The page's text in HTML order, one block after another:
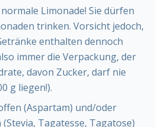
Limonade! Sie dürfen
trinken. Vorsicht jedoch,
enthalten dennoch
immer die Verpackung, der
davon Zucker, darf nie
g liegen!).
(Aspartam) und/oder
Tagatesse, Tagatose)